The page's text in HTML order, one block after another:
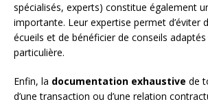
spécialisés, experts) constitue également
importante. Leur expertise permet d’éviter
écueils et de bénéficier de conseils
particulière.
Enfin, la documentation exhaustive de
d’une transaction ou d’une relation